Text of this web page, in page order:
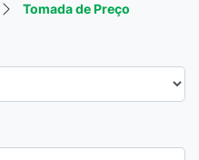
Tomada de Preço